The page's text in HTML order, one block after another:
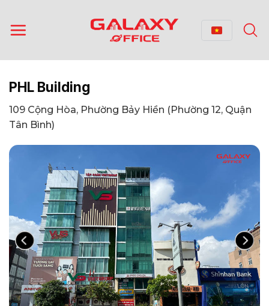
qua
nội
PHL Building
109 Cộng Hòa, Phường Bảy Hiền (Phường 12, Quận
Tân Bình)